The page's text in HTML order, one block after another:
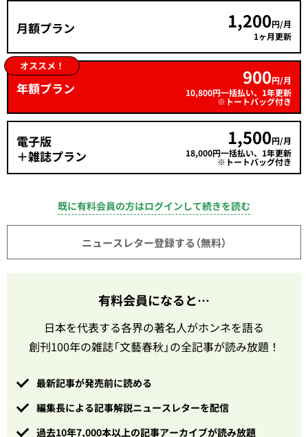
月額プラン 1,200円/月
1ヶ月更新
オススメ！
年額プラン 900円/月
10,800円一括払い、1年更新
※トートバッグ付き
電子版
＋雑誌プラン
1,500円/月
18,000円一括払い、1年更新
※トートバッグ付き
既に有料会員の方はログインして続きを読む
ニュースレター登録する（無料）
有料会員になると…
日本を代表する各界の著名人がホンネを語る
創刊100年の雑誌「文藝春秋」の全記事が読み放題！
最新記事が発売前に読める
編集長による記事解説ニュースレターを配信
過去10年7,000本以上の記事アーカイブが読み放題